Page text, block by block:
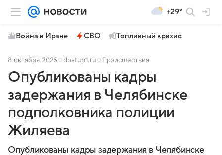
+29°
Война в Иране СВО Топливный кризис
8 октября 2025 dostup1.ru Происшествия
Опубликованы кадры
задержания в Челябинске
подполковника полиции
Жиляева
Опубликованы кадры задержания в Челябинске